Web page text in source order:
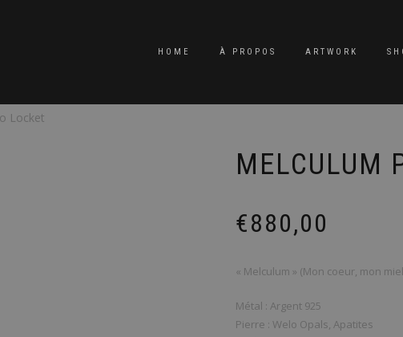
HOME À PROPOS ARTWORK
Locket
MELCULUM
€880,00
« Melculum » (Mon coeur, mon
Métal : Argent 925
Pierre : Welo Opals, Apatites